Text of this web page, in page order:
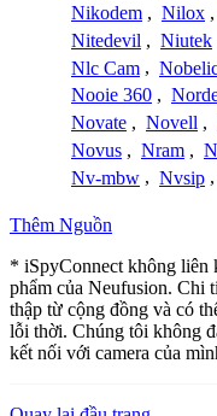
Nikodem , Nilox ,
Nitedevil , Niutek
Nlc Cam ,
Nooie 360 ,
Novate , Novell ,
Novus , Nram ,
Nv-mbw , Nvsip ,
Thêm Nguồn
* iSpyConnect không liên
phẩm của Neufusion. Chi
thập từ cộng đồng và có
lỗi thời. Chúng tôi không
kết nối với camera của